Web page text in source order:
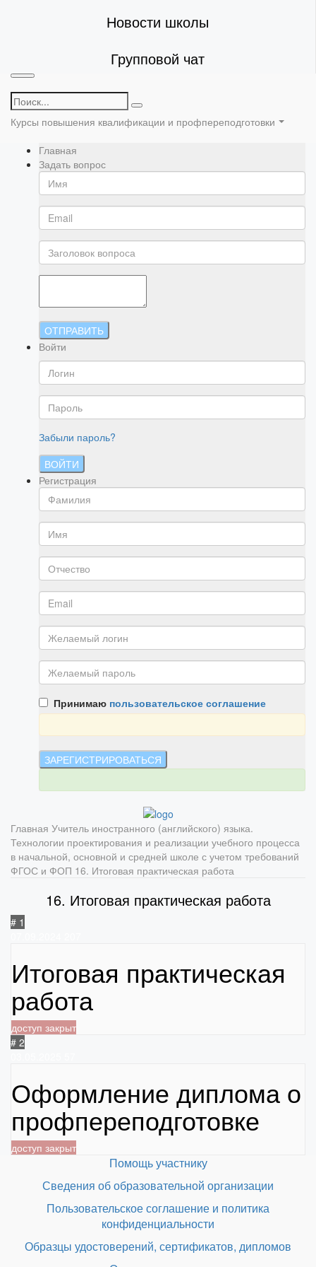
Новости школы
Групповой чат
Курсы повышения квалификации и профпереподготовки
Главная
Задать вопрос
ОТПРАВИТЬ
Войти
Забыли пароль?
ВОЙТИ
Регистрация
Принимаю пользовательское соглашение
Главная Учитель иностранного (английского) языка.
Технологии проектирования и реализации учебного процесса
в начальной, основной и средней школе с учетом требований
ФГОС и ФОП 16. Итоговая практическая работа
16. Итоговая практическая работа
# 1
Итоговая практическая
работа
доступ закрыт
# 2
Оформление диплома о
профпереподготовке
доступ закрыт
Помощь участнику
Сведения об образовательной организации
Пользовательское соглашение и политика
конфиденциальности
Образцы удостоверений, сертификатов, дипломов